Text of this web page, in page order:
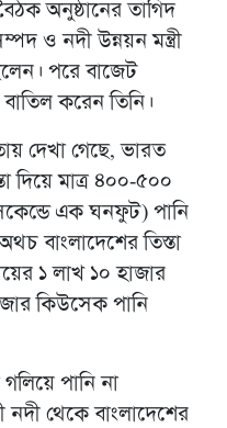
অনুষ্ঠানের তাগিদ
ও নদী উন্নয়ন মন্ত্রী
পরে বাজেট
করেন তিনি।
দেখা গেছে, ভারত
দিয়ে মাত্র ৪০০-৫০০
এক ঘনফুট) পানি
বাংলাদেশের তিস্তা
১ লাখ ১০ হাজার
কিউসেক পানি
গলিয়ে পানি না
নদী থেকে বাংলাদেশের